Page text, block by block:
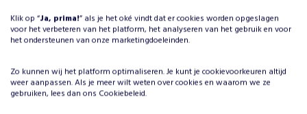
Waarom Pieter Jouke boeken
voor jouw evenement?
zich mee, maar één ding is zeker: je wilt dat het
entertainment onvergetelijk is. Door Pieter Jouke te
Klik op “Ja, prima!” als je het oké vindt dat er cookies worden opgeslagen
voor het verbeteren van het platform, het analyseren van het gebruik en voor
het ondersteunen van onze marketingdoeleinden.
Zo kunnen wij het platform optimaliseren. Je kunt je cookievoorkeuren altijd
weer aanpassen. Als je meer wilt weten over cookies en waarom we ze
gebruiken, lees dan ons Cookiebeleid.